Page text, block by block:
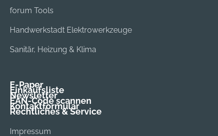
forum Tools
Handwerkstadt Elektrowerkzeuge
Sanitär, Heizung & Klima
E-Paper
Einkaufsliste
Newsletter
EAN-Code scannen
Kontaktformular
Rechtliches & Service
Impressum